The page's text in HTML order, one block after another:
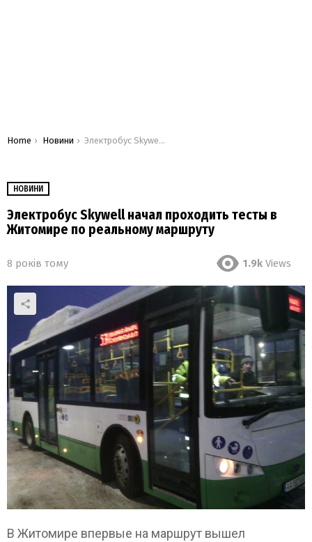
You are here:
Home Новини Электробус Skywell начал проходить тесты в Житомире по реальному маршруту
НОВИНИ
Электробус Skywell начал проходить тесты в
Житомире по реальному маршруту
8 років тому 1.9k Views
В Житомире впервые на маршрут вышел